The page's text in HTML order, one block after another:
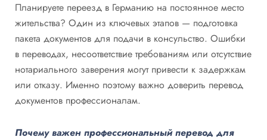
Планируете переезд в Германию на постоянное место
жительства? Один из ключевых этапов — подготовка
пакета документов для подачи в консульство. Ошибки
в переводах, несоответствие требованиям или отсутствие
нотариального заверения могут привести к задержкам
или отказу. Именно поэтому важно доверить перевод
документов профессионалам.
Почему важен профессиональный перевод для